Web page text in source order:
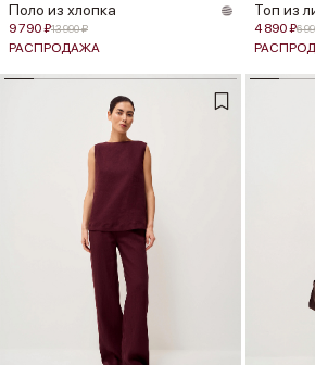
Поло из хлопка
9 790 ₽13 990 ₽
РАСПРОДАЖА
Топ из
4 890 ₽6